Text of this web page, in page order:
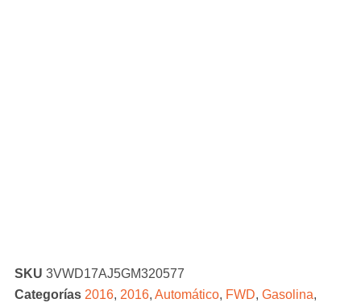
SKU 3VWD17AJ5GM320577
Categorías 2016, 2016, Automático, FWD, Gasolina,